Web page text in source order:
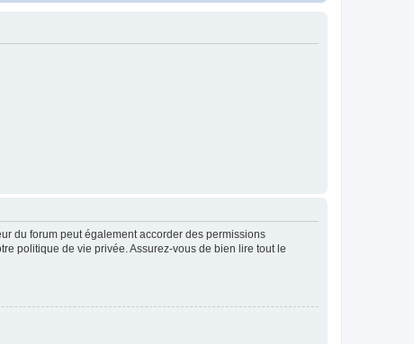
du forum peut également accorder des permissions
politique de vie privée. Assurez-vous de bien lire tout le